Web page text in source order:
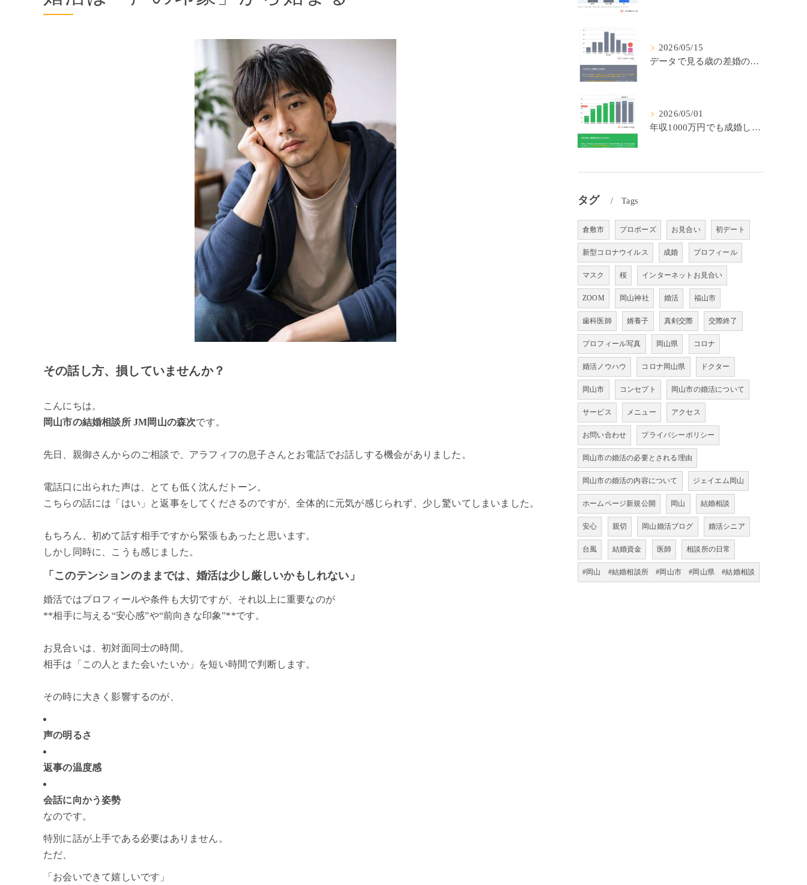
その話し方、損していませんか？
こんにちは。
岡山市の結婚相談所 JM岡山の森次です。
先日、親御さんからのご相談で、アラフィフの息子さんとお電話でお話しする機会がありました。
電話口に出られた声は、とても低く沈んだトーン。
こちらの話には「はい」と返事をしてくださるのですが、全体的に元気が感じられず、少し驚いてしまいました。
もちろん、初めて話す相手ですから緊張もあったと思います。
しかし同時に、こうも感じました。
「このテンションのままでは、婚活は少し厳しいかもしれない」
婚活ではプロフィールや条件も大切ですが、それ以上に重要なのが
**相手に与える“安心感”や“前向きな印象”**です。
お見合いは、初対面同士の時間。
相手は「この人とまた会いたいか」を短い時間で判断します。
その時に大きく影響するのが、
声の明るさ
返事の温度感
会話に向かう姿勢
なのです。
特別に話が上手である必要はありません。
ただ、
「お会いできて嬉しいです」
2026/05/15
データで見る歳の差婚の確率の低さ。
2026/05/01
年収1000万円でも成婚しやすいとは限らない? 「年収帯別の成婚率」のリアル
タグ Tags
倉敷市 プロポーズ お見合い 初デート
新型コロナウイルス 成婚 プロフィール
マスク 桜 インターネットお見合い
ZOOM 岡山神社 婚活 福山市
歯科医師 婿養子 真剣交際 交際終了
プロフィール写真 岡山県 コロナ
婚活ノウハウ コロナ岡山県 ドクター
岡山市 コンセプト 岡山市の婚活について
サービス メニュー アクセス
お問い合わせ プライバシーポリシー
岡山市の婚活の必要とされる理由
岡山市の婚活の内容について ジェイエム岡山
ホームページ新規公開 岡山 結婚相談
安心 親切 岡山婚活ブログ 婚活シニア
台風 結婚資金 医師 相談所の日常
#岡山 #結婚相談所 #岡山市 #岡山県 #結婚相談